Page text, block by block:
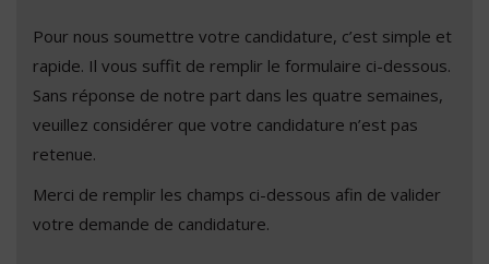
Pour nous soumettre votre candidature, c’est simple et
rapide. Il vous suffit de remplir le formulaire ci-dessous.
Sans réponse de notre part dans les quatre semaines,
veuillez considérer que votre candidature n’est pas
retenue.
Merci de remplir les champs ci-dessous afin de valider
votre demande de candidature.